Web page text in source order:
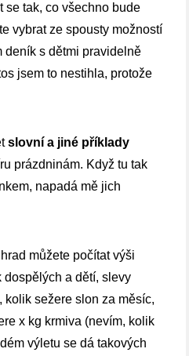
se tak, co všechno bude
vybrat ze spousty možností
deník s dětmi pravidelně
jsem to nestihla, protože
slovní a jiné příklady
prázdninám. Když tu tak
napadá mě jich
můžete počítat výši
dospělých a dětí, slevy
kolik sežere slon za měsíc,
x kg krmiva (nevím, kolik
výletu se dá takových